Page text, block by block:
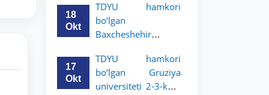
universiteti 2-3-
bosqich talabalari
uchun akademik
e’lon qildi
18
Okt
TDYU hamkori
bo‘lgan
Baxcheshehir
bosqich talabalari
uchun akademik
mobillik dasturini
17
Okt
TDYU hamkori
bo‘lgan Gruziya
universiteti 2-3-kurs